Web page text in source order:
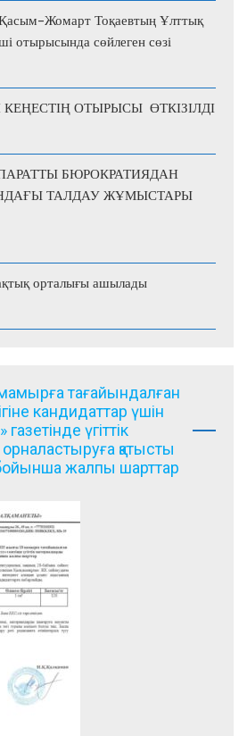
Жомарт Тоқаевтың Ұлттық
отырысында сөйлеген сөзі
ОТЫРЫСЫ ӨТКІЗІЛДІ
БЮРОКРАТИЯДАН
ТАЛДАУ ЖҰМЫСТАРЫ
орталығы ашылады
тағайындалған
кандидаттар үшін
үгіттік
қатысты
жалпы шарттар